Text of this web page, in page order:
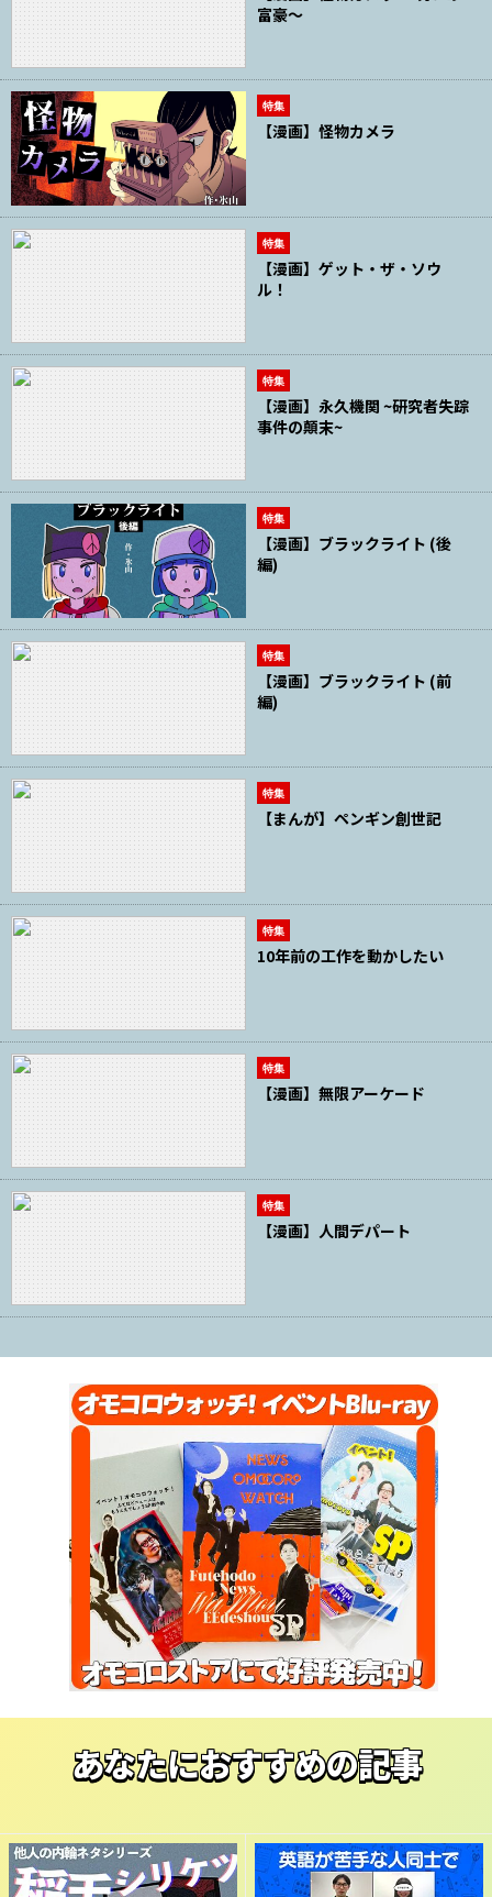
富豪～
特集
【漫画】怪物カメラ
特集
【漫画】ゲット・ザ・ソウ
ル！
特集
【漫画】永久機関 ~研究者失踪
事件の顛末~
特集
【漫画】ブラックライト (後
編)
特集
【漫画】ブラックライト (前
編)
特集
【まんが】ペンギン創世記
特集
10年前の工作を動かしたい
特集
【漫画】無限アーケード
特集
【漫画】人間デパート
あなたにおすすめの記事